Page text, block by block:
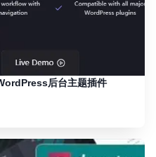
后台主题插件